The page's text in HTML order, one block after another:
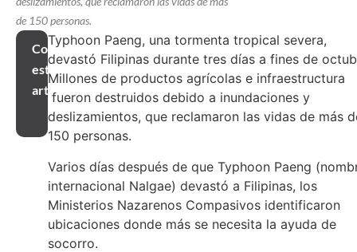
de 150 personas.
Compartir
este
artículo
Typhoon Paeng, una tormenta tropical severa,
devastó Filipinas durante tres días a fines de
Millones de productos agrícolas e infraestructura
fueron destruidos debido a inundaciones y
deslizamientos, que reclamaron las vidas de más
150 personas.
Varios días después de que Typhoon Paeng
internacional Nalgae) devastó a Filipinas, los
Ministerios Nazarenos Compasivos identificaron
ubicaciones donde más se necesita la ayuda de
socorro.